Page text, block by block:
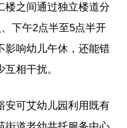
楼之间通过独立楼道分
下午2点半至5点半开
影响幼儿午休，还能错
相干扰。
安可艾幼儿园利用既有